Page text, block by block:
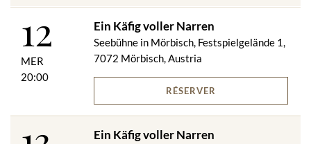
12
MER
20:00
Ein Käfig voller Narren
Seebühne in Mörbisch, Festspielgelände 1,
7072 Mörbisch, Austria
RÉSERVER
Ein Käfig voller Narren